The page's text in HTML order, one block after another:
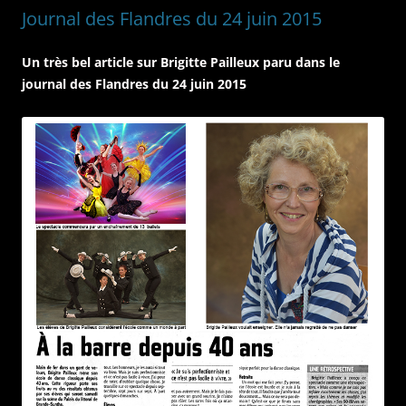
Journal des Flandres du 24 juin 2015
Un très bel article sur Brigitte Pailleux paru dans le
journal des Flandres du 24 juin 2015